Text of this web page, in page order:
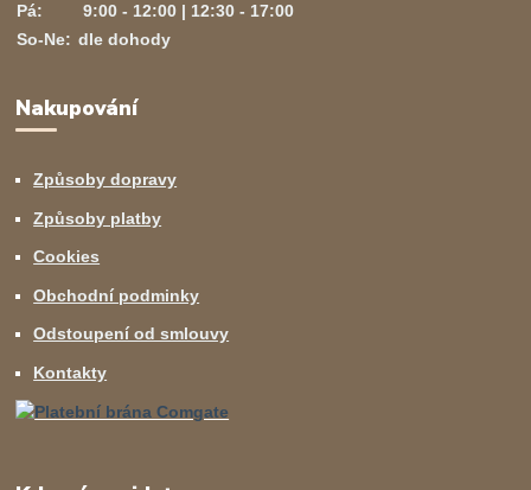
Pá:
9:00 - 12:00 | 12:30 - 17:00
So-Ne: dle dohody
Nakupování
Způsoby dopravy
Způsoby platby
Cookies
Obchodní podminky
Odstoupení od smlouvy
Kontakty